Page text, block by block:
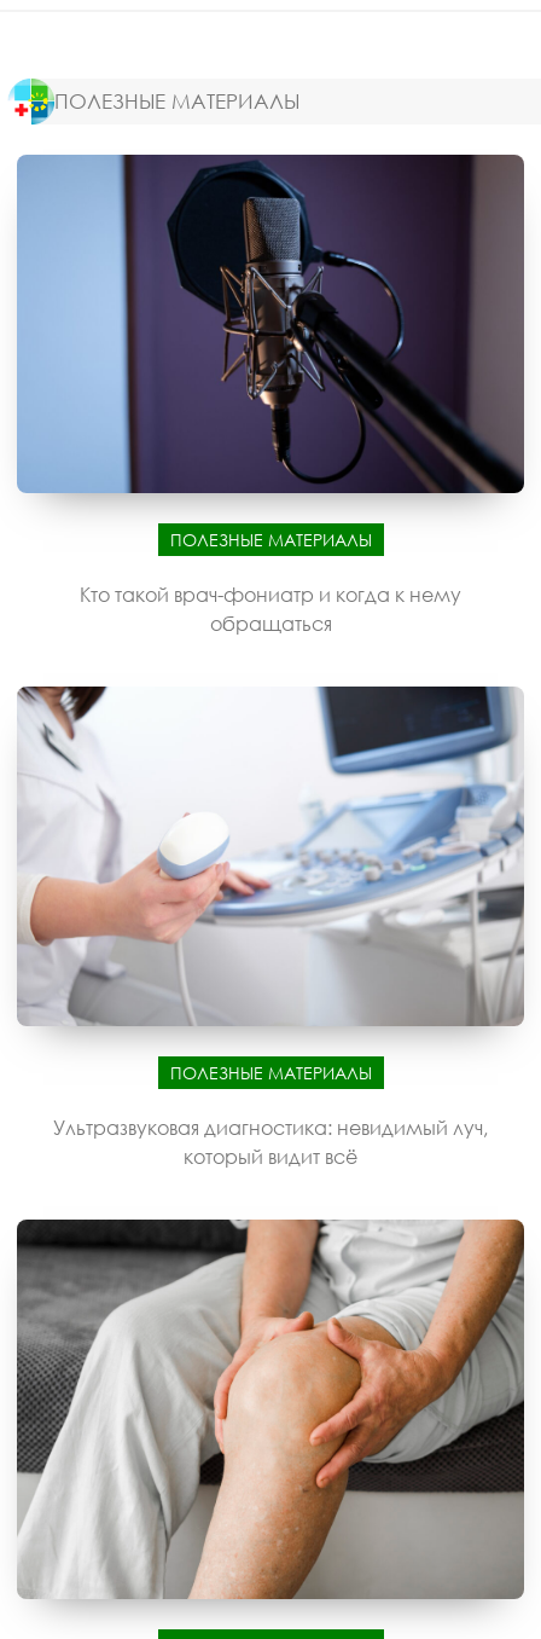
ПОЛЕЗНЫЕ МАТЕРИАЛЫ
ПОЛЕЗНЫЕ МАТЕРИАЛЫ
Кто такой врач-фониатр и когда к нему
обращаться
ПОЛЕЗНЫЕ МАТЕРИАЛЫ
Ультразвуковая диагностика: невидимый луч,
который видит всё